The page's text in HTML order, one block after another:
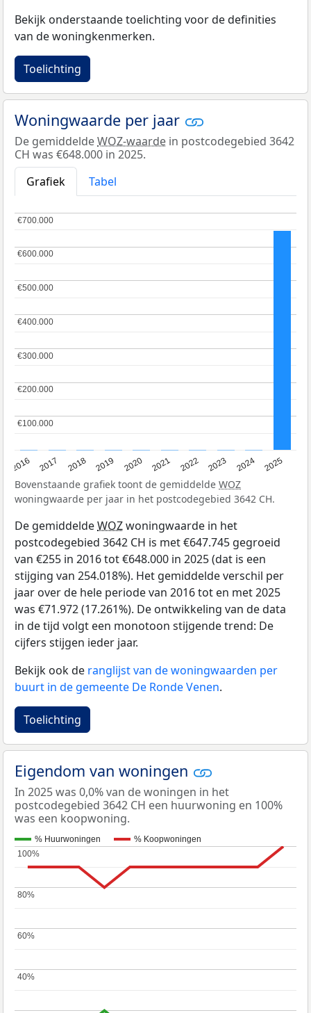
Bekijk onderstaande toelichting voor de definities
van de woningkenmerken.
Toelichting
Woningwaarde per jaar
De gemiddeldeWOZ-waarde in postcodegebied 3642
CH was €648.000 in 2025.
Grafiek
Tabel
2016 2017 2018 2019 2020 2021 2022 2023 2024 2025
€100.000
€100.000
€200.000
€200.000
€300.000
€300.000
€400.000
€400.000
€500.000
€500.000
€600.000
€600.000
€700.000
€700.000
Bovenstaande grafiek toont de gemiddelde WOZ
woningwaarde per jaar in het postcodegebied 3642 CH.
De gemiddeldeWOZwoningwaarde in het
postcodegebied 3642 CH is met €647.745 gegroeid
van €255 in 2016 tot €648.000 in 2025 (dat is een
stijging van 254.018%). Het gemiddelde verschil per
jaar over de hele periode van 2016 tot en met 2025
was €71.972 (17.261%). De ontwikkeling van de data
in de tijd volgt een monotoon stijgende trend: De
cijfers stijgen ieder jaar.
Bekijk ook de ranglijst van de woningwaarden per
buurt in de gemeente De Ronde Venen.
Toelichting
Eigendom van woningen
In 2025 was 0,0% van de woningen in het
postcodegebied 3642 CH een huurwoning en 100%
was een koopwoning.
% Huurwoningen % Koopwoningen
40%
40%
60%
60%
80%
80%
100%
100%